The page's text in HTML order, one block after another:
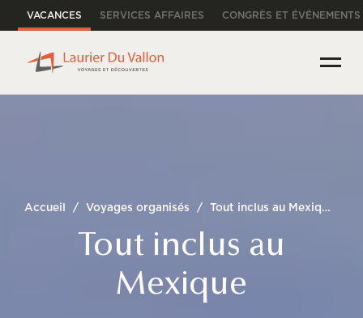
VACANCES SERVICES AFFAIRES CONGRÈS ET ÉVÉNEMENTS
Accueil / Voyages organisés / Tout inclus au Mexique
Tout inclus au
Mexique